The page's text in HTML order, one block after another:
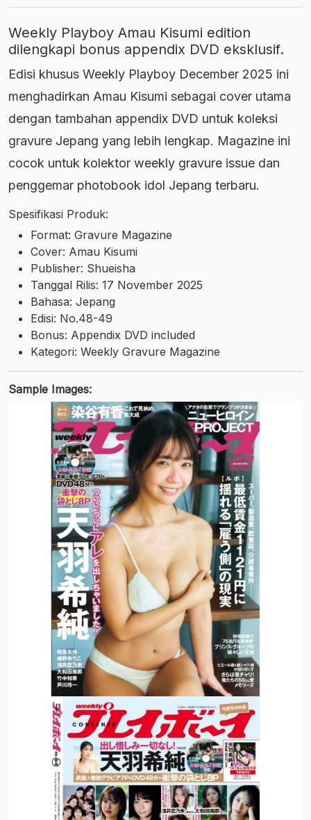
Weekly Playboy Amau Kisumi edition
dilengkapi bonus appendix DVD eksklusif.
Edisi khusus Weekly Playboy December 2025 ini
menghadirkan Amau Kisumi sebagai cover utama
dengan tambahan appendix DVD untuk koleksi
gravure Jepang yang lebih lengkap. Magazine ini
cocok untuk kolektor weekly gravure issue dan
penggemar photobook idol Jepang terbaru.
Spesifikasi Produk:
Format: Gravure Magazine
Cover: Amau Kisumi
Publisher: Shueisha
Tanggal Rilis: 17 November 2025
Bahasa: Jepang
Edisi: No.48-49
Bonus: Appendix DVD included
Kategori: Weekly Gravure Magazine
Sample Images: